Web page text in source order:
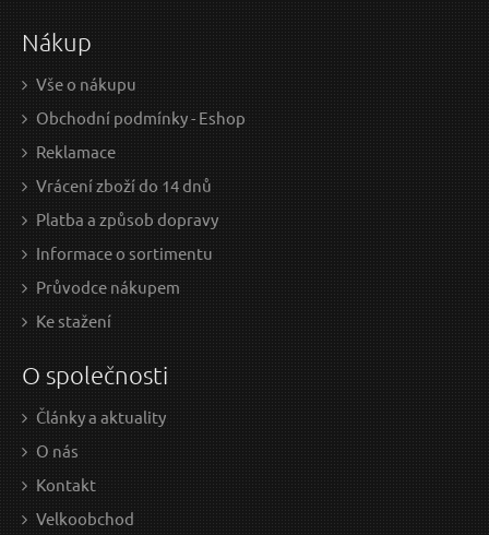
Nákup
Vše o nákupu
Obchodní podmínky - Eshop
Reklamace
Vrácení zboží do 14 dnů
Platba a způsob dopravy
Informace o sortimentu
Průvodce nákupem
Ke stažení
O společnosti
Články a aktuality
O nás
Kontakt
Velkoobchod